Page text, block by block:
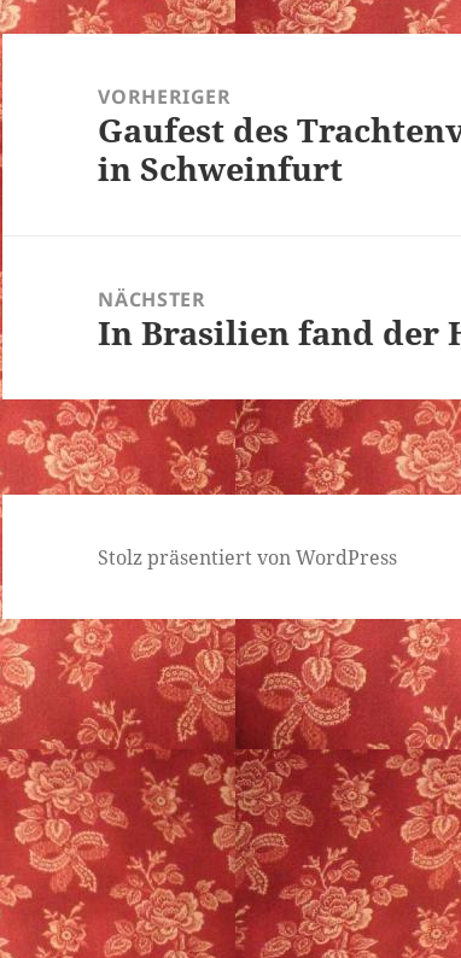
Beitragsnavigation
VORHERIGER
Vorheriger
Beitrag:
Gaufest des
in Schweinfurt
NÄCHSTER
Nächster
In Brasilien fand der
Stolz präsentiert von WordPress